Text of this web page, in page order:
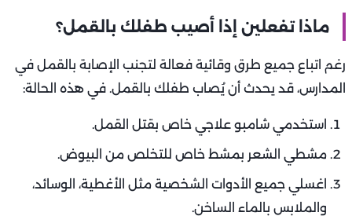
ماذا تفعلين إذا أصيب طفلك بالقمل؟
رغم اتباع جميع طرق وقائية فعالة لتجنب الإصابة بالقمل في
المدارس، قد يحدث أن يُصاب طفلك بالقمل. في هذه الحالة:
استخدمي شامبو علاجي خاص بقتل القمل.
مشطي الشعر بمشط خاص للتخلص من البيوض.
اغسلي جميع الأدوات الشخصية مثل الأغطية، الوسائد،
والملابس بالماء الساخن.